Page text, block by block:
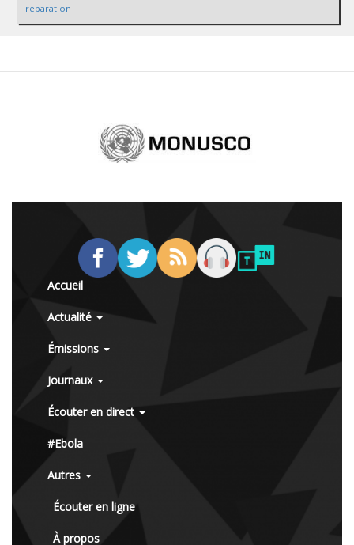
réparation
Accueil
Actualité
Émissions
Journaux
Écouter en direct
#Ebola
Autres
Écouter en ligne
À propos